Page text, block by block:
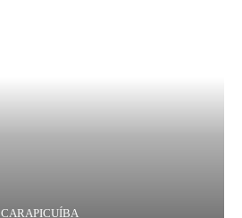
CARAPICUÍBA